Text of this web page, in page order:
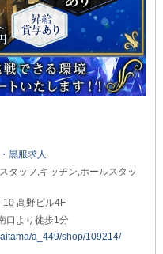
黒服求人
タッフ,キッチン,ホールスタッ
10 高野ビル4F
口より徒歩1分
a_449/shop/109214/